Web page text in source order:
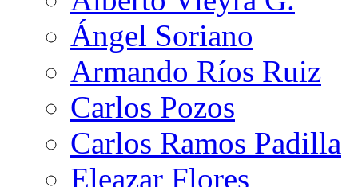
Ángel Soriano
Armando Ríos Ruiz
Carlos Pozos
Carlos Ramos Padilla
Eleazar Flores